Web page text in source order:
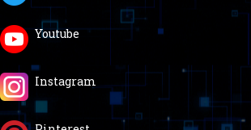
Youtube
Instagram